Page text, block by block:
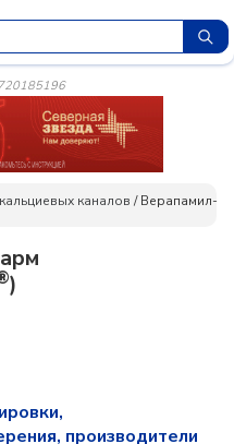
каналов /Верапамил-
)
производители